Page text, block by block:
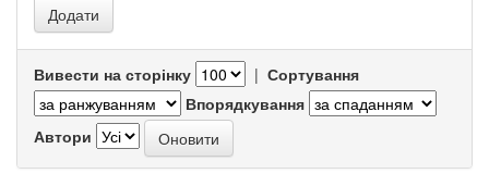
Вивести на сторінку | Сортування
Впорядкування
Автори